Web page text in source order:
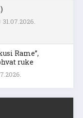
31.07.2026.
Rame”,
ruke